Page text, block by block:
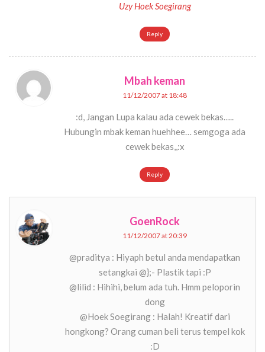
Uzy Hoek Soegirang
Reply
Mbah keman
11/12/2007 at 18:48
:d, Jangan Lupa kalau ada cewek bekas…..
Hubungin mbak keman huehhee… semgoga ada
cewek bekas,,:x
Reply
GoenRock
11/12/2007 at 20:39
@praditya : Hiyaph betul anda mendapatkan
setangkai @};- Plastik tapi :P
@lilid : Hihihi, belum ada tuh. Hmm peloporin
dong
@Hoek Soegirang : Halah! Kreatif dari
hongkong? Orang cuman beli terus tempel kok
:D